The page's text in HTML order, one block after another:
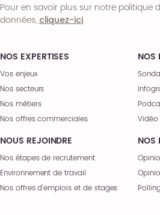
NOS EXPERTISES
Vos enjeux
Nos secteurs
Nos métiers
Nos offres commerciales
NOS
Vidéo
NOUS REJOINDRE
Nos étapes de recrutement
Environnement de travail
Nos offres d’emplois et de stages
NOS
Pour en savoir plus sur notre politique
données,cliquez-ici.